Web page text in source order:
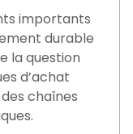
importants
durable
la question
d’achat
chaînes